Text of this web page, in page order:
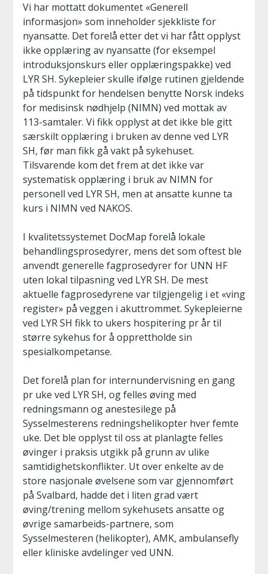
Vi har mottatt dokumentet «Generell
informasjon» som inneholder sjekkliste for
nyansatte. Det forelå etter det vi har fått opplyst
ikke opplæring av nyansatte (for eksempel
introduksjonskurs eller opplæringspakke) ved
LYR SH. Sykepleier skulle ifølge rutinen gjeldende
på tidspunkt for hendelsen benytte Norsk indeks
for medisinsk nødhjelp (NIMN) ved mottak av
113-samtaler. Vi fikk opplyst at det ikke ble gitt
særskilt opplæring i bruken av denne ved LYR
SH, før man fikk gå vakt på sykehuset.
Tilsvarende kom det frem at det ikke var
systematisk opplæring i bruk av NIMN for
personell ved LYR SH, men at ansatte kunne ta
kurs i NIMN ved NAKOS.
I kvalitetssystemet DocMap forelå lokale
behandlingsprosedyrer, mens det som oftest ble
anvendt generelle fagprosedyrer for UNN HF
uten lokal tilpasning ved LYR SH. De mest
aktuelle fagprosedyrene var tilgjengelig i et «ving
register» på veggen i akuttrommet. Sykepleierne
ved LYR SH fikk to ukers hospitering pr år til
større sykehus for å opprettholde sin
spesialkompetanse.
Det forelå plan for internundervisning en gang
pr uke ved LYR SH, og felles øving med
redningsmann og anestesilege på
Sysselmesterens redningshelikopter hver femte
uke. Det ble opplyst til oss at planlagte felles
øvinger i praksis utgikk på grunn av ulike
samtidighetskonflikter. Ut over enkelte av de
store nasjonale øvelsene som var gjennomført
på Svalbard, hadde det i liten grad vært
øving/trening mellom sykehusets ansatte og
øvrige samarbeids-partnere, som
Sysselmesteren (helikopter), AMK, ambulansefly
eller kliniske avdelinger ved UNN.